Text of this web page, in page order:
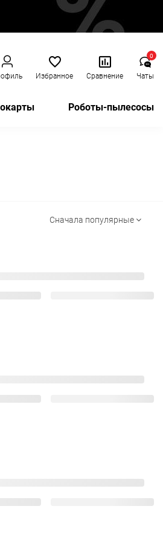
Избранное Сравнение Чаты
0
Роботы-пылесосы
Сначала популярные